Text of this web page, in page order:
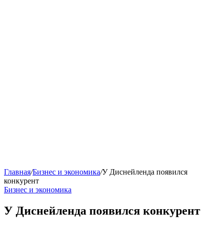
Главная/Бизнес и экономика/У Диснейленда появился
конкурент
Бизнес и экономика
У Диснейленда появился конкурент